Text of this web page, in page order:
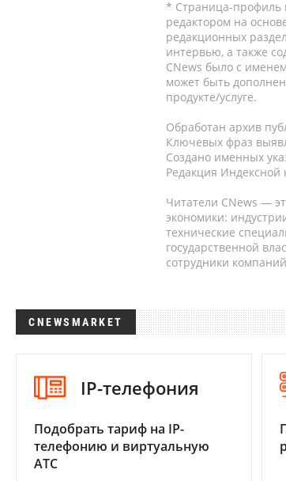
* Страница-профиль
редактором на
редакционных
интервью, а также
CNews было с
может быть
продукте/услуге.
Обработан архив
Ключевых фраз
Создано именных
Редакция Индексной
Читатели CNews —
экономики:
технические
государственной
сотрудники
CNEWSMARKET
IP-телефония
Подобрать тариф на IP-
телефонию и виртуальную
АТС